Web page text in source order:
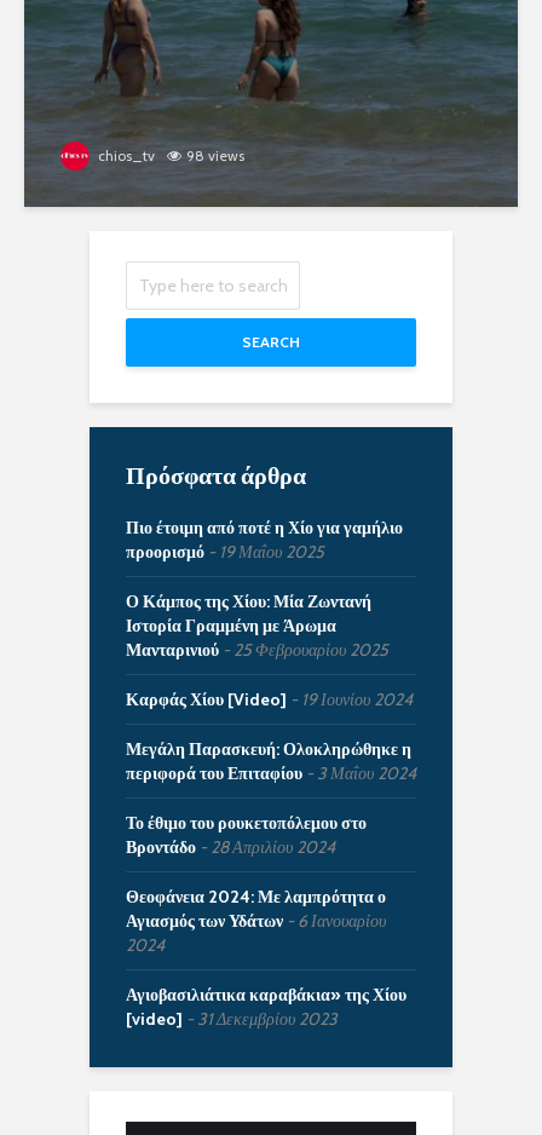
chios_tv 98 views
SEARCH
Πρόσφατα άρθρα
Πιο έτοιμη από ποτέ η Χίο για γαμήλιο
προορισμό
19 Μαΐου 2025
Ο Κάμπος της Χίου: Μία Ζωντανή
Ιστορία Γραμμένη με Άρωμα
Μανταρινιού
25 Φεβρουαρίου 2025
Καρφάς Χίου [Video] 19 Ιουνίου 2024
Μεγάλη Παρασκευή: Ολοκληρώθηκε η
περιφορά του Επιταφίου
3 Μαΐου 2024
Το έθιμο του ρουκετοπόλεμου στο
Βροντάδο
28 Απριλίου 2024
Θεοφάνεια 2024: Με λαμπρότητα ο
Αγιασμός των Υδάτων
6 Ιανουαρίου
2024
Αγιοβασιλιάτικα καραβάκια» της Χίου
[video]
31 Δεκεμβρίου 2023